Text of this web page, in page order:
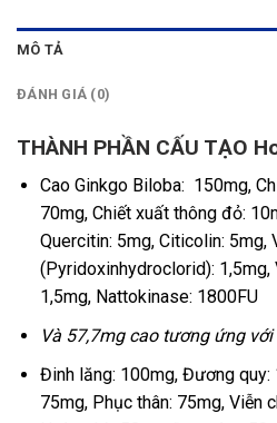
MÔ TẢ
ĐÁNH GIÁ (0)
THÀNH PHẦN CẤU TẠO
Cao Ginkgo Biloba: 150mg,
70mg, Chiết xuất thông đỏ:
Quercitin: 5mg, Citicolin: 5mg,
(Pyridoxinhydroclorid): 1,5mg,
1,5mg, Nattokinase: 1800FU
Và 57,7mg cao tương ứng
Đinh lăng: 100mg, Đương quy:
75mg, Phục thân: 75mg, Viễn